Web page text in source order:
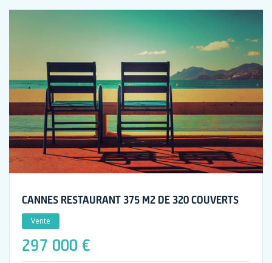
CANNES RESTAURANT 375 M2 DE 320 COUVERTS
Vente
297 000 €